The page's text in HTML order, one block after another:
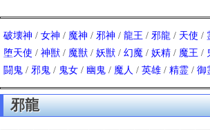
破壊神 / 女神 / 魔神 / 邪神 / 龍王 / 邪龍 / 天使 /
堕天使 / 神獣 / 魔獣 / 妖獣 / 幻魔 / 妖精 / 魔王 /
闘鬼 / 邪鬼 / 鬼女 / 幽鬼 / 魔人 / 英雄 / 精霊 / 御
邪龍